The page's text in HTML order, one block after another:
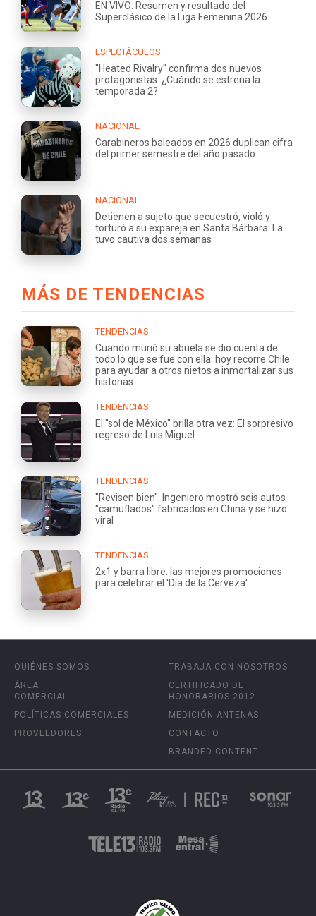
EN VIVO: Resumen y resultado del
Superclásico de la Liga Femenina 2026
ESPECTÁCULOS
"Heated Rivalry" confirma dos nuevos
protagonistas: ¿Cuándo se estrena la
temporada 2?
NACIONAL
Carabineros baleados en 2026 duplican cifra
del primer semestre del año pasado
NACIONAL
Detienen a sujeto que secuestró, violó y
torturó a su expareja en Santa Bárbara: La
tuvo cautiva dos semanas
MÁS DE TENDENCIAS
TENDENCIAS
Cuando murió su abuela se dio cuenta de
todo lo que se fue con ella: hoy recorre Chile
para ayudar a otros nietos a inmortalizar sus
historias
TENDENCIAS
El "sol de México" brilla otra vez: El sorpresivo
regreso de Luis Miguel
TENDENCIAS
"Revisen bien": Ingeniero mostró seis autos
"camuflados" fabricados en China y se hizo
viral
TENDENCIAS
2x1 y barra libre: las mejores promociones
para celebrar el 'Día de la Cerveza'
QUIÉNES SOMOS
ÁREA
COMERCIAL
POLÍTICAS COMERCIALES
PROVEEDORES
TRABAJA CON NOSOTROS
CERTIFICADO DE
HONORARIOS 2012
MEDICIÓN ANTENAS
CONTACTO
BRANDED CONTENT